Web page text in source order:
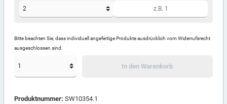
Bitte beachten Sie, dass individuell angefertige Produkte ausdrücklich vom Widerrufsrecht
ausgeschlossen sind.
In den Warenkorb
Produktnummer: SW10354.1